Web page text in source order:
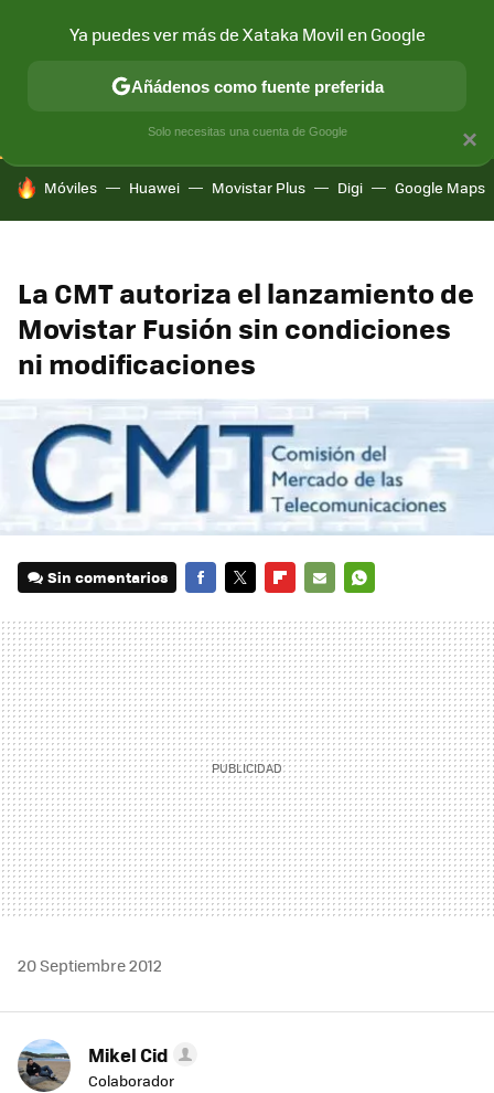
CONECTIVIDAD MÓVIL Y SOCIEDAD APLICACIONES
HOY SE HABLA DE
Móviles Huawei Movistar Plus Digi Google Maps
La CMT autoriza el lanzamiento de
Movistar Fusión sin condiciones
ni modificaciones
Sin comentarios
MAIL
20 Septiembre 2012
Mikel Cid
Colaborador
×
Ya puedes ver más de Xataka Movil en Google
Añádenos como fuente preferida
Solo necesitas una cuenta de Google